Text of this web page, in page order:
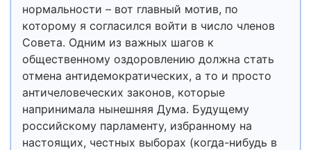
нормальности – вот главный мотив, по
которому я согласился войти в число членов
Совета. Одним из важных шагов к
общественному оздоровлению должна стать
отмена антидемократических, а то и просто
античеловеческих законов, которые
напринимала нынешняя Дума. Будущему
российскому парламенту, избранному на
настоящих, честных выборах (когда-нибудь в